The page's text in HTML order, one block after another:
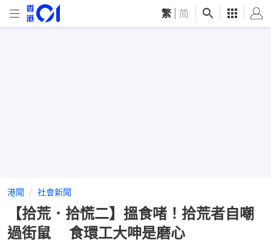
繁 简
港聞 社會新聞
【拾荒．拾慌二】搵食啫！拾荒者自嘲
過街鼠 食環工大呻是磨心